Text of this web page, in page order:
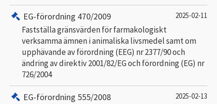
EG-förordning 470/2009 2025-02-11
Fastställa gränsvärden för farmakologiskt
verksamma ämnen i animaliska livsmedel samt om
upphävande av förordning (EEG) nr 2377/90 och
ändring av direktiv 2001/82/EG och förordning (EG) nr
726/2004
EG-förordning 555/2008 2025-02-13